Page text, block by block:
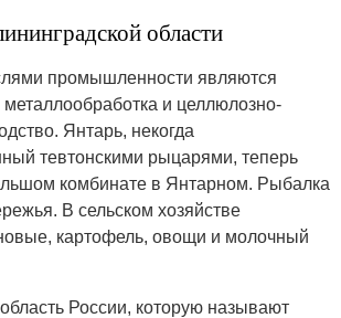
области
промышленности являются
и целлюлозно-
Янтарь, некогда
тевтонскими рыцарями, теперь
комбинате в Янтарном. Рыбалка
В сельском хозяйстве
картофель, овощи и молочный
России, которую называют